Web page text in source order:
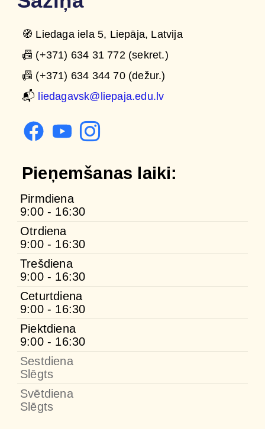
🧭 Liedaga iela 5, Liepāja, Latvija
📠 (+371) 634 31 772 (sekret.)
📠 (+371) 634 344 70 (dežur.)
📬 liedagavsk@liepaja.edu.lv
Pieņemšanas laiki:
Pirmdiena
9:00 - 16:30
Otrdiena
9:00 - 16:30
Trešdiena
9:00 - 16:30
Ceturtdiena
9:00 - 16:30
Piektdiena
9:00 - 16:30
Sestdiena
Slēgts
Svētdiena
Slēgts